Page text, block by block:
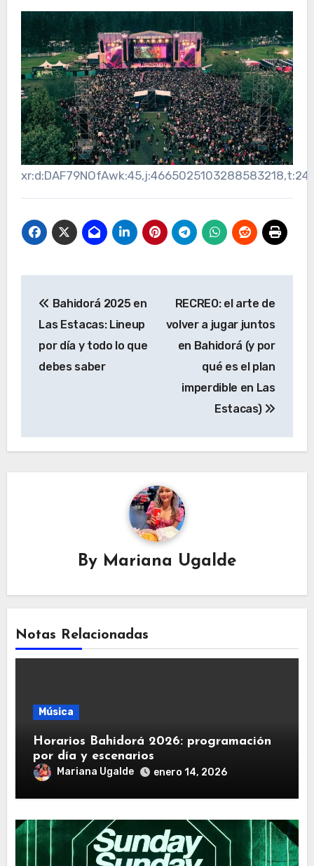
de
entradas
Bahidorá 2025 en
Las Estacas: Lineup
por día y todo lo que
debes saber
RECREO: el arte de
volver a jugar juntos
en Bahidorá (y por
qué es el plan
imperdible en Las
Estacas)
By Mariana Ugalde
Notas Relacionadas
Música
Horarios Bahidorá 2026: programación
por día y escenarios
Mariana Ugalde enero 14, 2026